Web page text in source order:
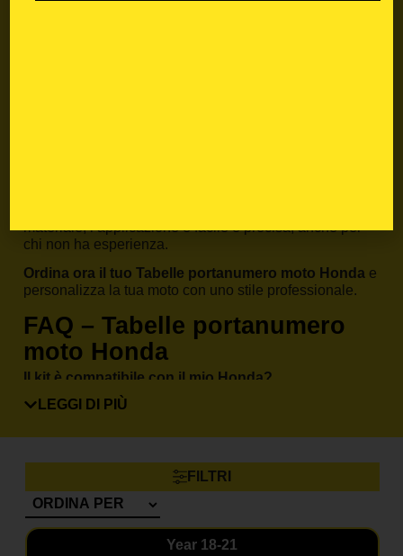
mondo dellegrafiche moto. OgniTabelle
materiale, l’applicazione è facile e precisa, anche per
chi non ha esperienza.
Ordina ora il tuo Tabelle portanumero moto Honda e
personalizza la tua moto con uno stile professionale.
FAQ – Tabelle portanumero
moto Honda
Il kit è compatibile con il mio Honda?
Sì, basta selezionare modello e anno nella pagina
prodotto.
Certo, le grafiche sono completamente personalizzabili.
Il materiale è resistente a fango e graffi?
Sì, i nostri adesivi sono progettati per resistere a usura,
agenti atmosferici e competizioni.
LEGGI DI PIÙ
FILTRI
Year 18-21